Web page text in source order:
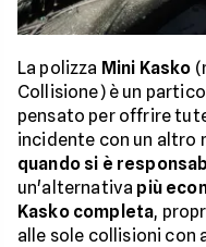
La polizza Mini Kasko
Collisione) è un
pensato per offrire
incidente con un altro
quando si è
un'alternativa più
Kasko completa,
alle sole collisioni con